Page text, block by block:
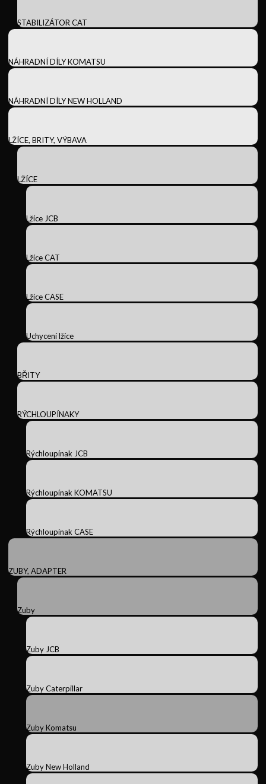
STABILIZÁTOR CAT
NÁHRADNÍ DÍLY KOMATSU
NÁHRADNÍ DÍLY NEW HOLLAND
LŽÍCE, BRITY, VÝBAVA
LŽÍCE
Lžíce JCB
Lžíce CAT
Lžíce CASE
Uchycení lžíce
BŘITY
RÝCHLOUPÍNAKY
Rýchloupínak JCB
Rýchloupínak KOMATSU
Rýchloupínak CASE
ZUBY, ADAPTER
Zuby
Zuby JCB
Zuby Caterpillar
Zuby Komatsu
Zuby New Holland